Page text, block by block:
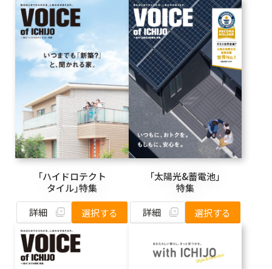
「ハイドロテクト
タイル」特集
詳細
選択する
「太陽光&蓄電池」
特集
詳細
選択する